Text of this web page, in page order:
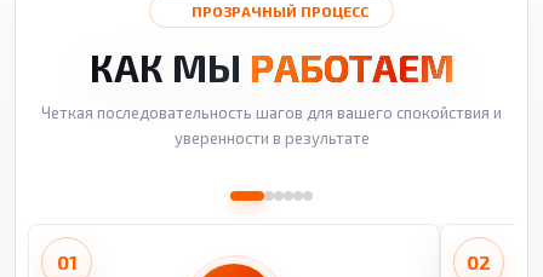
ПРОЗРАЧНЫЙ ПРОЦЕСС
КАК МЫ РАБОТАЕМ
Четкая последовательность шагов для вашего спокойствия и
уверенности в результате
01 02